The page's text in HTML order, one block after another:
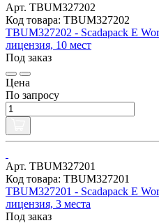
Арт. TBUM327202
Код товара: TBUM327202
TBUM327202 - Scadapack E
лицензия, 10 мест
Под заказ
Цена
По запросу
Арт. TBUM327201
Код товара: TBUM327201
TBUM327201 - Scadapack E
лицензия, 3 места
Под заказ